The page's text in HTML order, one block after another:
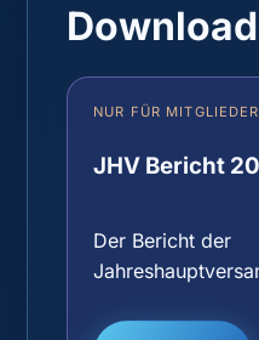
NUR FÜR MITGLIEDER
JHV Bericht
Der Bericht der